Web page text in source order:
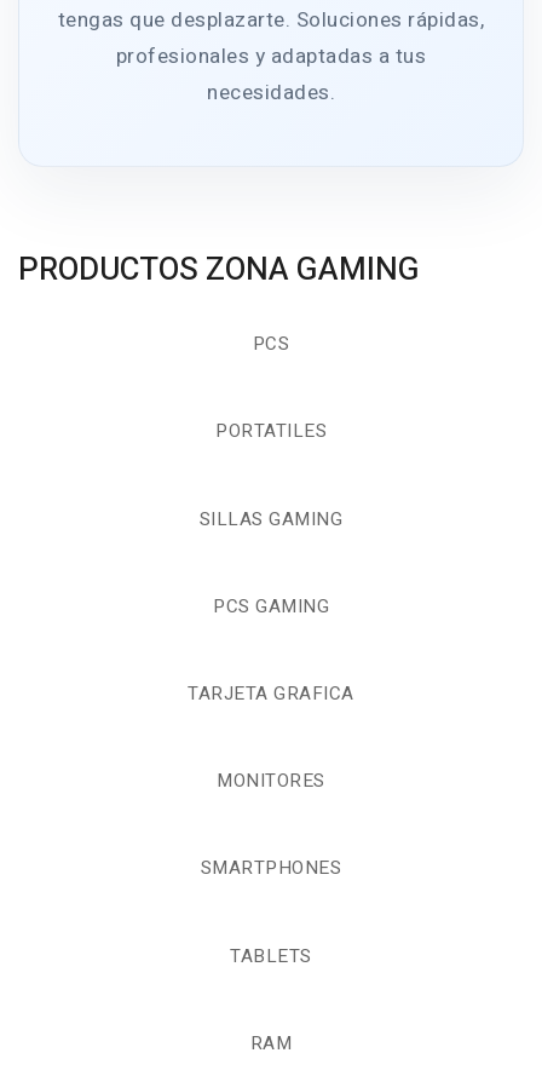
tengas que desplazarte. Soluciones rápidas,
profesionales y adaptadas a tus
necesidades.
PRODUCTOS ZONA GAMING
PCS
PORTATILES
SILLAS GAMING
PCS GAMING
TARJETA GRAFICA
MONITORES
SMARTPHONES
TABLETS
RAM